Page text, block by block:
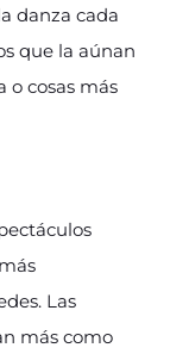
danza cada
que la aúnan
o cosas más
Las
más como